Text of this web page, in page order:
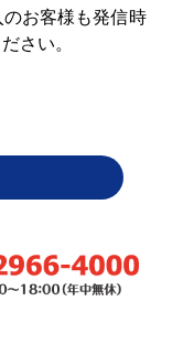
のお客様も発信時
さい。